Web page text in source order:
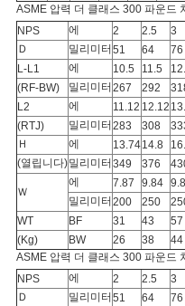
ASME 압력 더 클래스 300 파운드
NPS
에 2 2.5 3
Ｄ
밀리미터 51 64 76
L-L1
에 10.5 11.5
(RF-BW)
밀리미터 267 292
L2
에 11.12 12.12
(RTJ)
밀리미터 283 308
Ｈ
에 13.7414.8
(열립니다)밀리미터 349 376
Ｗ
에 7.87 9.84
밀리미터 200 250
WT
BF 31 43 57
(Kg)
BW 26 38 44
ASME 압력 더 클래스 300 파운드
NPS
에 2 2.5 3
Ｄ
밀리미터 51 64 76